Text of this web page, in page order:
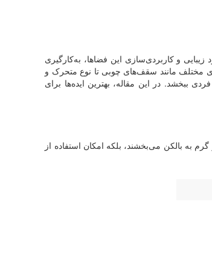
و کاربردی‌سازی این فضاها، به‌کارگیری
مختلف مانند سقف‌های چوبی تا نوع متحرک و
ببخشد. در این مقاله، بهترین ایده‌ها برای
بالکن می‌بخشند، بلکه امکان استفاده از